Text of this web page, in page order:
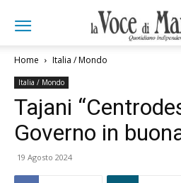
Home Italia / Mondo
Italia / Mondo
Tajani
Governo in
19 Agosto 2024